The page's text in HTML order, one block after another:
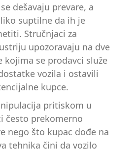
dešavaju prevare, a
suptilne da ih je
Stručnjaci za
upozoravaju na dve
kojima se prodavci služe
vozila i ostavili
kupce.
pritiskom u
često prekomerno
nego što kupac dođe na
tehnika čini da vozilo